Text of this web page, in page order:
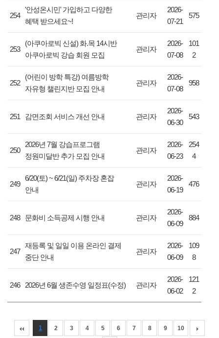
254
'안성온시민' 가입하고 다양한
혜택 받으세요~!
관리자
2026-
07-21
575
253
(아쿠아로빅 신설) 화.목 14시반
아쿠아로빅 강습 회원 모집
관리자
2026-
07-08
101
2
252
(어린이 방학 특강) 여름방학
자유형 챌린지반 모집 안내
관리자
2026-
07-08
958
251 감면조회 서비스 개선 안내 관리자
2026-
06-30
543
250
2026년 7월 강습프로그램
정원미달반 추가 모집 안내
관리자
2026-
06-23
254
4
249
6/20(토) ~ 6/21(일) 주차장 혼잡
안내
관리자
2026-
06-19
476
248 문화비 소득공제 시행 안내 관리자
2026-
06-09
884
247
재등록 및 일일 이용 온라인 결제
중단 안내
관리자
2026-
06-09
109
8
246 2026년 6월 생존수영 일정표(수정) 관리자
2026-
06-02
121
2
1 2 3 4 5 6 7 8 9 10